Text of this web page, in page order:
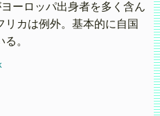
ーロッパ出身者を多く含ん
カは例外。基本的に自国
。